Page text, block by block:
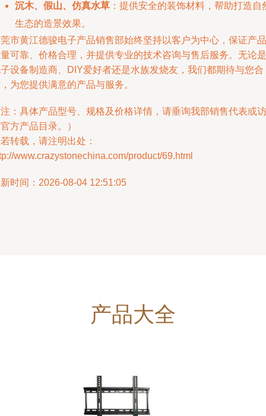
沉木、假山、仿真水草 ：提供安全的装饰材料，帮助打造自
生态的造景效果。
市黄江德骏电子产品销售部始终坚持以客户为中心，保证产品
可靠、价格合理，并提供专业的技术咨询与售后服务。无论是
设备制造商、DIY爱好者还是水族发烧友，我们都期待与您合
为您提供满意的产品与服务。
：具体产品型号、规格及价格详情，请垂询我部销售代表或访
方产品目录。）
转载，请注明出处：
www.crazystonechina.com/product/69.html
时间：2026-08-04 12:51:05
产品大全